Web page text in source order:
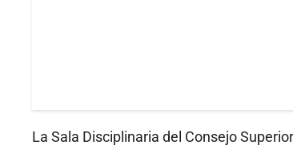
La Sala Disciplinaria del Consejo